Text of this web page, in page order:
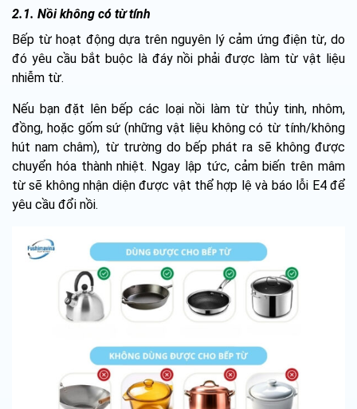
2.1. Nồi không có từ tính
Bếp từ hoạt động dựa trên nguyên lý cảm ứng điện từ, do
đó yêu cầu bắt buộc là đáy nồi phải được làm từ vật liệu
nhiễm từ.
Nếu bạn đặt lên bếp các loại nồi làm từ thủy tinh, nhôm,
đồng, hoặc gốm sứ (những vật liệu không có từ tính/không
hút nam châm), từ trường do bếp phát ra sẽ không được
chuyển hóa thành nhiệt. Ngay lập tức, cảm biến trên mâm
từ sẽ không nhận diện được vật thể hợp lệ và báo lỗi E4 để
yêu cầu đổi nồi.